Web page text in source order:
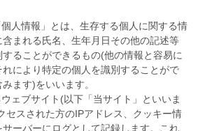
人情報」とは、生存する個人に関する情
まれる氏名、生年月日その他の記述等
ることができるもの(他の情報と容易に
により特定の個人を識別することがで
ます)をいいます。
ェブサイト(以下「当サイト」といいま
セスされた方のIPアドレス、クッキー情
ーバーにログとして記録します。これ